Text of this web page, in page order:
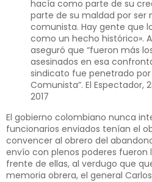
hacía como parte de su
parte de su maldad por ser
comunista. Hay gente que
como un hecho histórico».
aseguró que “fueron más
asesinados en esa
sindicato fue penetrado
Comunista”. El Espectador,
2017
El gobierno colombiano nunca
funcionarios enviados tenían el
convencer al obrero del
envío con plenos poderes fueron
frente de ellas, al verdugo que
memoria obrera, el general